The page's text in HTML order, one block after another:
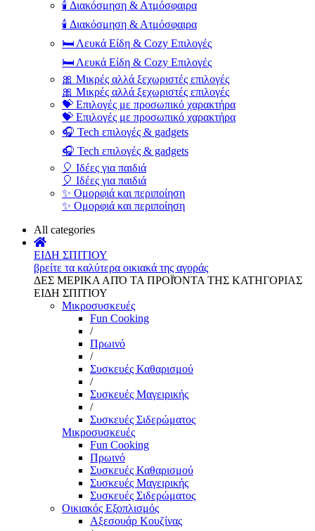
🕯️ Διακόσμηση & Ατμόσφαιρα
🕯️ Διακόσμηση & Ατμόσφαιρα
🛏️ Λευκά Είδη & Cozy Επιλογές
🛏️ Λευκά Είδη & Cozy Επιλογές
🎀 Μικρές αλλά ξεχωριστές επιλογές
🎀 Μικρές αλλά ξεχωριστές επιλογές
💝 Επιλογές με προσωπικό χαρακτήρα
💝 Επιλογές με προσωπικό χαρακτήρα
🎧 Tech επιλογές & gadgets
🎧 Tech επιλογές & gadgets
🎈 Ιδέες για παιδιά
🎈 Ιδέες για παιδιά
✨ Ομορφιά και περιποίηση
✨ Ομορφιά και περιποίηση
All categories
ΕΙΔΗ ΣΠΙΤΙΟΥ
βρείτε τα καλύτερα οικιακά της αγοράς
ΔΕΣ ΜΕΡΙΚΑ ΑΠΌ ΤΑ ΠΡΟΪΌΝΤΑ ΤΗΣ ΚΑΤΗΓΟΡΙΑΣ
ΕΙΔΗ ΣΠΙΤΙΟΥ
Μικροσυσκευές
Fun Cooking
/
Πρωινό
/
Συσκευές Καθαρισμού
/
Συσκευές Μαγειρικής
/
Συσκευές Σιδερώματος
Μικροσυσκευές
Fun Cooking
Πρωινό
Συσκευές Καθαρισμού
Συσκευές Μαγειρικής
Συσκευές Σιδερώματος
Οικιακός Εξοπλισμός
Αξεσουάρ Κουζίνας